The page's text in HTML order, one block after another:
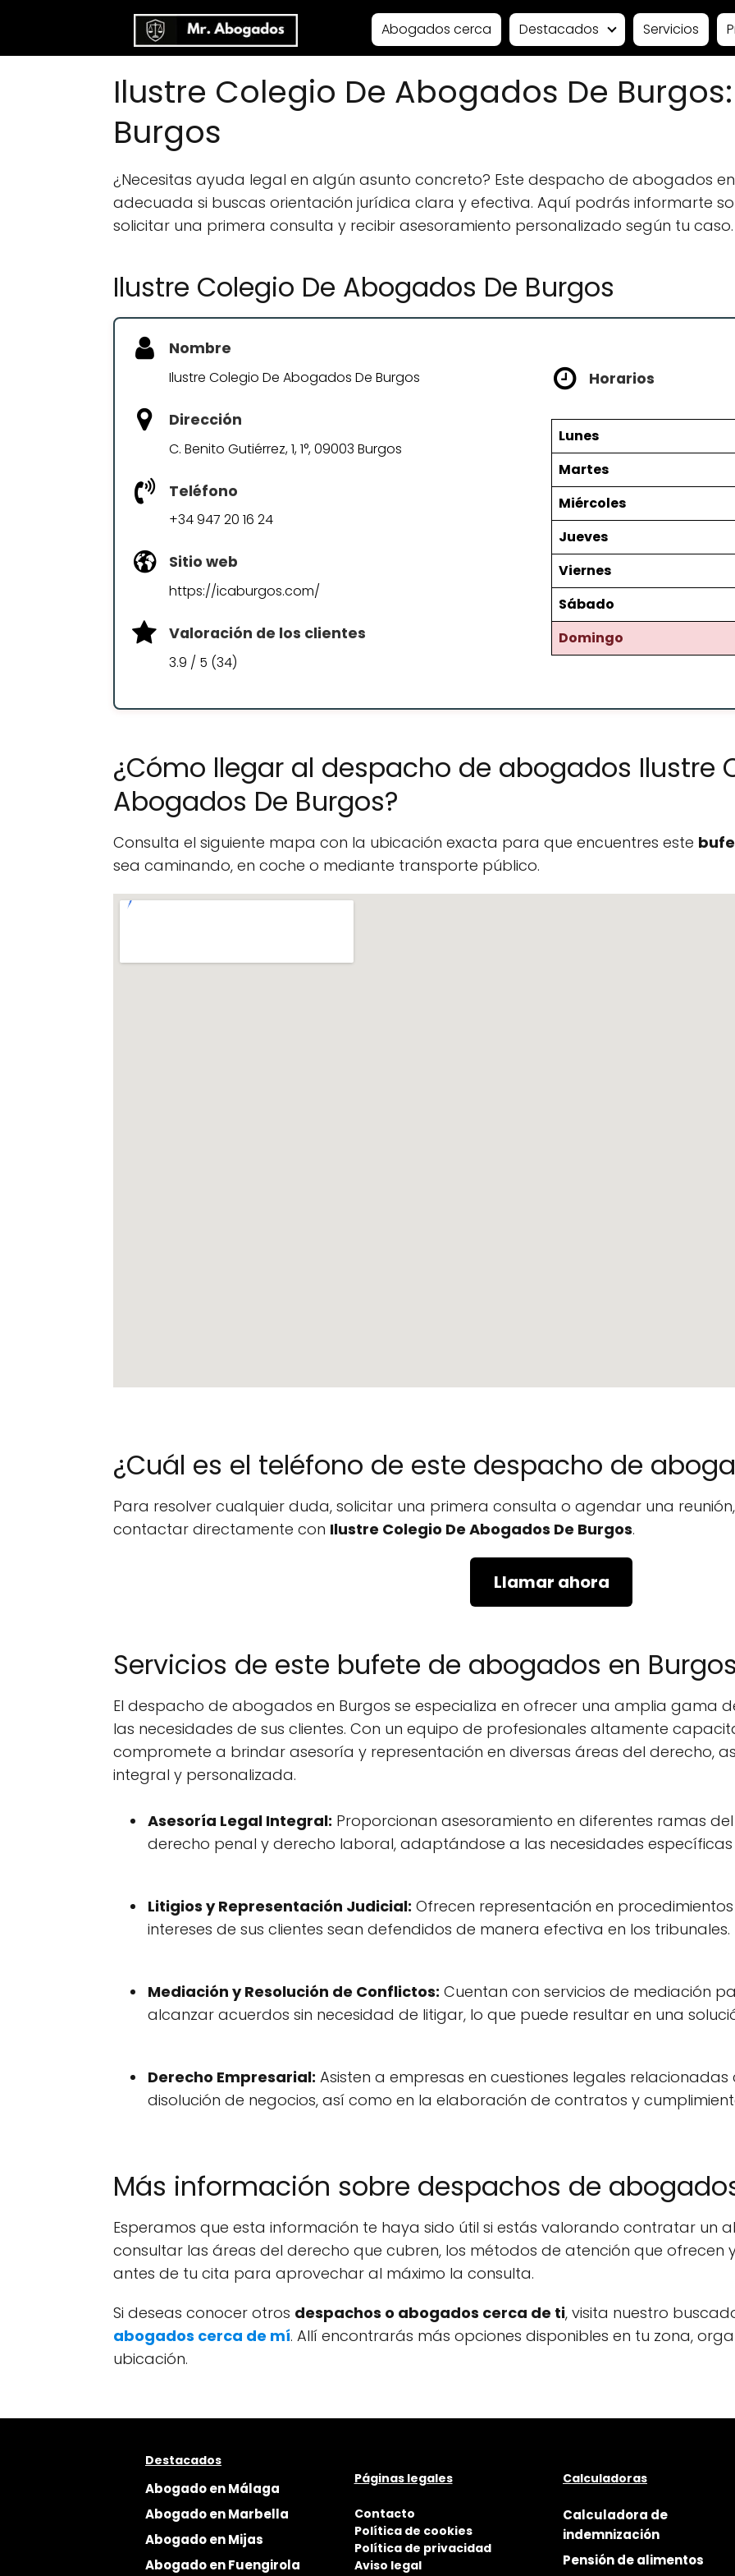
Abogados cerca Destacados Servicios
Ilustre Colegio De Abogados De
Burgos
¿Necesitas ayuda legal en algún asunto concreto? Este despacho de abogados
adecuada si buscas orientación jurídica clara y efectiva. Aquí podrás informarte
solicitar una primera consulta y recibir asesoramiento personalizado según tu caso.
Ilustre Colegio De Abogados De Burgos
Nombre
Ilustre Colegio De Abogados De Burgos
Dirección
C. Benito Gutiérrez, 1, 1°, 09003 Burgos
Teléfono
+34 947 20 16 24
Sitio web
https://icaburgos.com/
Valoración de los clientes
3.9 / 5 (34)
Horarios
Lunes
Martes
Miércoles
Jueves
Viernes
Sábado
Domingo
¿Cómo llegar al despacho de abogados Ilustre
Abogados De Burgos?
Consulta el siguiente mapa con la ubicación exacta para que encuentres este
sea caminando, en coche o mediante transporte público.
¿Cuál es el teléfono de este despacho de
Para resolver cualquier duda, solicitar una primera consulta o agendar una
contactar directamente con Ilustre Colegio De Abogados De Burgos.
Llamar ahora
Servicios de este bufete de abogados en Burgos
El despacho de abogados en Burgos se especializa en ofrecer una amplia gama
las necesidades de sus clientes. Con un equipo de profesionales altamente
compromete a brindar asesoría y representación en diversas áreas del derecho,
integral y personalizada.
Asesoría Legal Integral: Proporcionan asesoramiento en diferentes ramas
derecho penal y derecho laboral, adaptándose a las necesidades
Litigios y Representación Judicial: Ofrecen representación en
intereses de sus clientes sean defendidos de manera efectiva en los tribunales.
Mediación y Resolución de Conflictos: Cuentan con servicios de mediación
alcanzar acuerdos sin necesidad de litigar, lo que puede resultar en una
Derecho Empresarial: Asisten a empresas en cuestiones legales
disolución de negocios, así como en la elaboración de contratos y
Más información sobre despachos de
Esperamos que esta información te haya sido útil si estás valorando contratar un
consultar las áreas del derecho que cubren, los métodos de atención que ofrecen
antes de tu cita para aprovechar al máximo la consulta.
Si deseas conocer otros despachos o abogados cerca de ti, visita nuestro
abogados cerca de mí. Allí encontrarás más opciones disponibles en tu zona,
ubicación.
Destacados
Abogado en Málaga
Abogado en Marbella
Abogado en Mijas
Abogado en Fuengirola
Páginas legales
Contacto
Política de cookies
Política de privacidad
Aviso legal
Calculadoras
Calculadora de
indemnización
Pensión de alimentos